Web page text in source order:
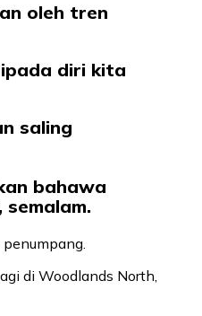
oleh tren
diri kita
saling
bahawa
di Woodlands North,